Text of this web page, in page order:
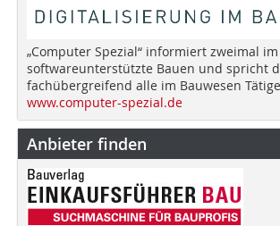
„Computer Spezial“ informiert zweimal
softwareunterstützte Bauen und spricht
fachübergreifend alle im Bauwesen
www.computer-spezial.de
Anbieter finden